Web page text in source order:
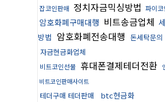
잡코인판매 정치자금믹싱방법 파이코
암호화폐구매대행 비트송금업체
방법 암호화폐전송대행 돈세탁문의
자금현금화업체
비트코인선물 휴대폰결제테더전환
비트코인판매사이트
테더구매 테더판매
btc현금화